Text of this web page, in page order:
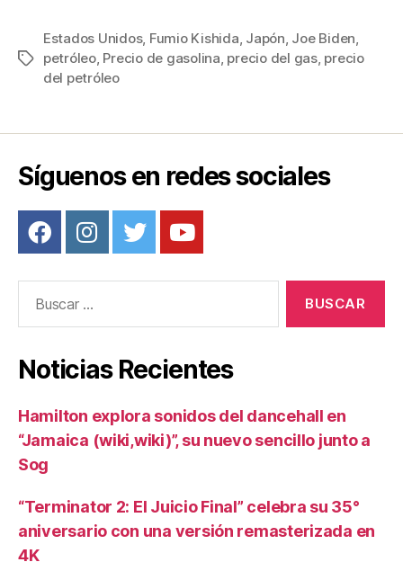
c
e
o
k
tt
er
ail er
e
m
p
tir
Etiquetas
Estados Unidos, Fumio Kishida Japón Joe Biden
petróleo, Precio de gasolina precio del gas, precio
del petróleo
Síguenos en redes sociales
Noticias Recientes
Hamilton explora sonidos del dancehall en
“Jamaica (wiki,wiki)”, su nuevo sencillo junto a
Sog
“Terminator 2: El Juicio Final” celebra su 35°
aniversario con una versión remasterizada en
4K